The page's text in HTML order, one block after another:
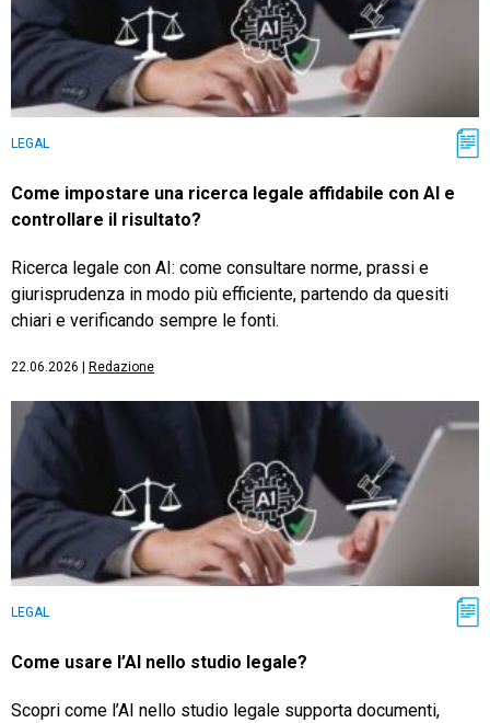
LEGAL
Come impostare una ricerca legale affidabile con AI e
controllare il risultato?
Ricerca legale con AI: come consultare norme, prassi e
giurisprudenza in modo più efficiente, partendo da quesiti
chiari e verificando sempre le fonti.
22.06.2026 Redazione
LEGAL
Come usare l’AI nello studio legale?
Scopri come l’AI nello studio legale supporta documenti,